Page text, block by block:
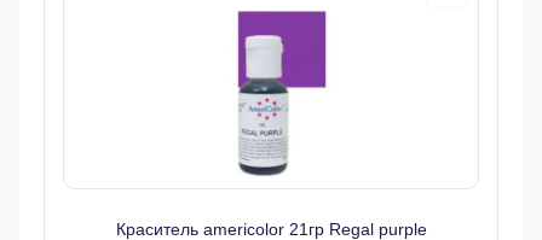
Краситель americolor 21гр Regal purple